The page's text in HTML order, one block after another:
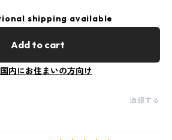
shipping available
Add to cart
内にお住まいの方向け
通報する